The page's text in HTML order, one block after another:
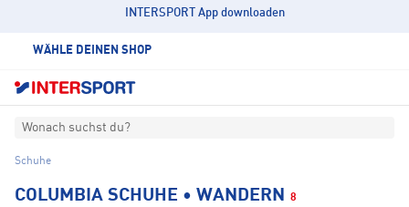
INTERSPORT App downloaden
WÄHLE DEINEN SHOP
Wonach suchst du?
Schuhe
COLUMBIA SCHUHE • WANDERN 8